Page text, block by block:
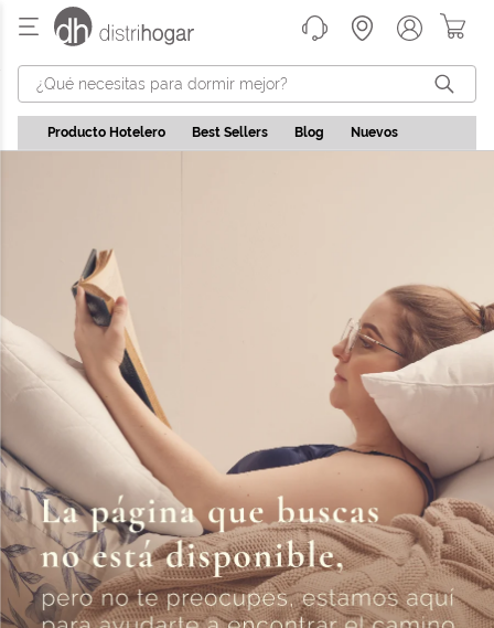
¿Qué necesitas para dormir mejor?
Producto Hotelero Best Sellers Blog Nuevos